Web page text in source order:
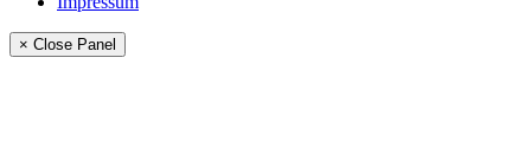
× Close Panel